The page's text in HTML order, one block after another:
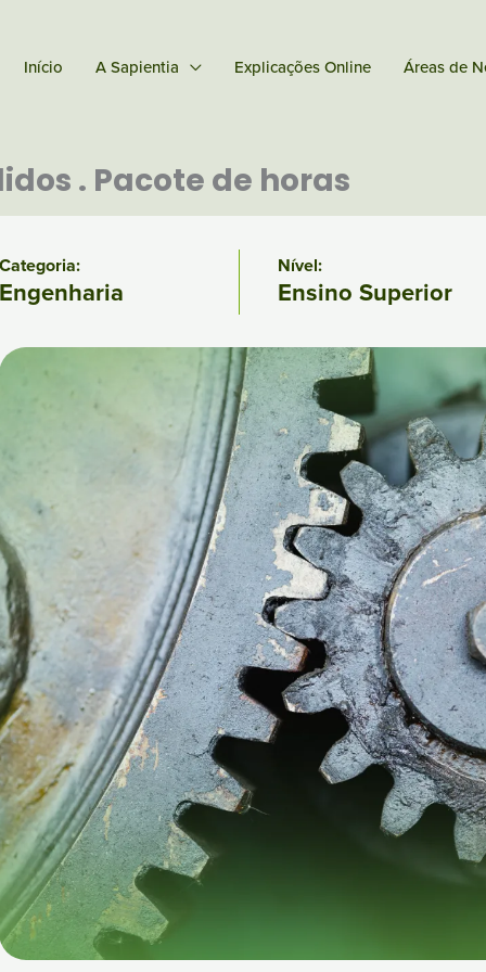
Início A Sapientia Explicações Online Áreas de
. Pacote de horas
Nível:
Ensino Superior